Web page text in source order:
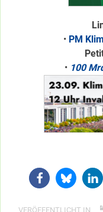
• PM
• 100
VERÖFFENTLICHT IN